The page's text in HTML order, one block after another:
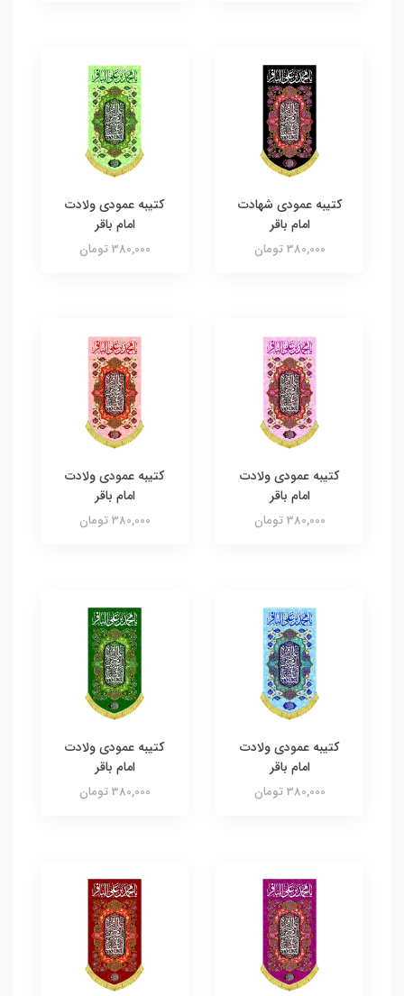
کتیبه عمودی شهادت
امام باقر
380,000 تومان
کتیبه عمودی ولادت
امام باقر
380,000 تومان
کتیبه عمودی ولادت
امام باقر
380,000 تومان
کتیبه عمودی ولادت
امام باقر
380,000 تومان
کتیبه عمودی ولادت
امام باقر
380,000 تومان
کتیبه عمودی ولادت
امام باقر
380,000 تومان